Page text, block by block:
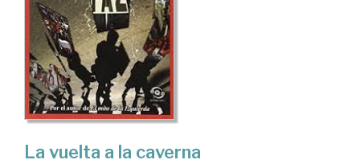
La vuelta a la caverna